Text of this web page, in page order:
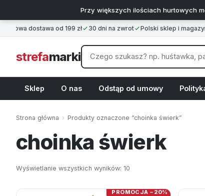
Przy większych ilościach hurtowych
dostawa od 199 zł 30 dni na zwrot Polski sklep i magazyn
strefamarki
Sklep O nas Odstąp od umowy
Strona główna › Produkty oznaczone “choinka świerk”
choinka świerk
Wyświetlanie wszystkich wyników: 10
PROMOCJA −20%